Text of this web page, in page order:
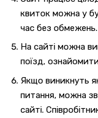
квиток можна у
час без обмежень.
На сайті можна
поїзд,
Якщо виникнуть
питання, можна
сайті.